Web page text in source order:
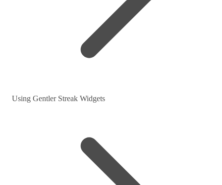
Using Gentler Streak Widgets